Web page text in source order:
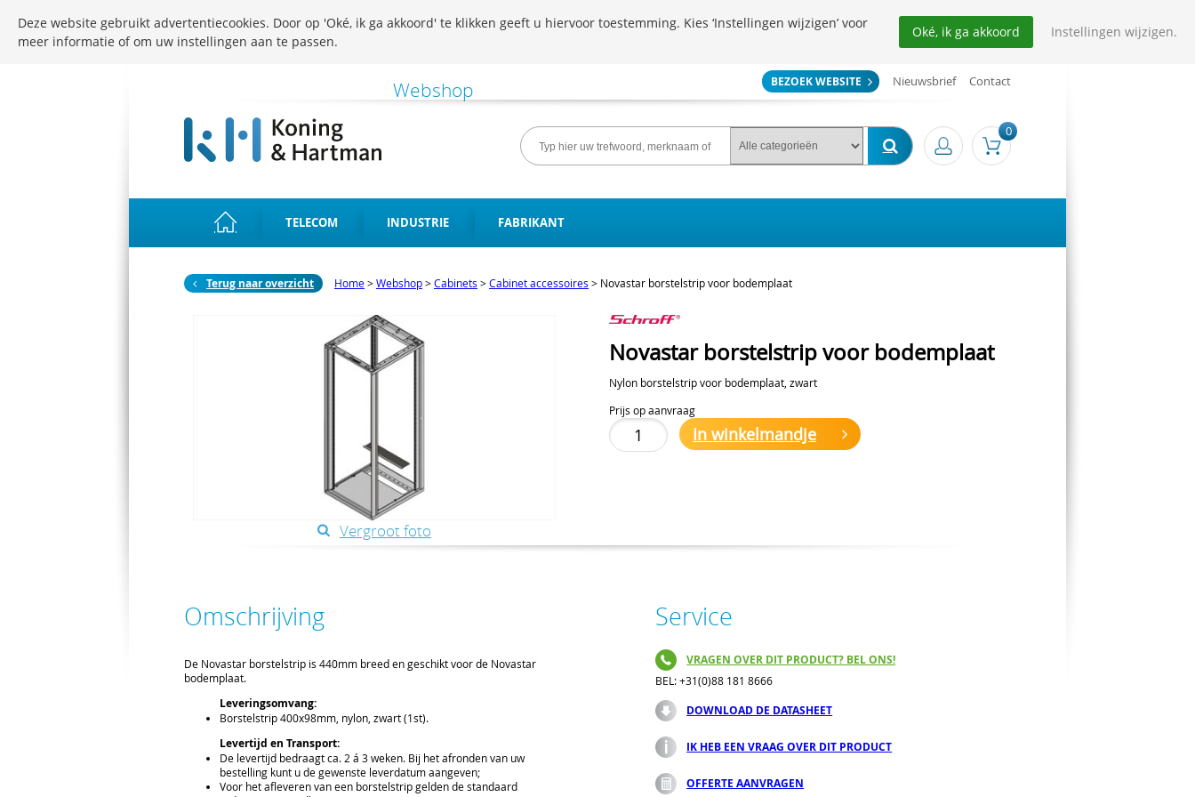
BEZOEK WEBSITE Nieuwsbrief Contact
0
TELECOM INDUSTRIE FABRIKANT
Terug naar overzicht Home>Webshop>Cabinets >Cabinet accessoires > Novastar borstelstrip voor bodemplaat
Vergroot foto
Novastar borstelstrip voor bodemplaat
Nylon borstelstrip voor bodemplaat, zwart
Prijs op aanvraag
In winkelmandje
Omschrijving
De Novastar borstelstrip is 440mm breed en geschikt voor de Novastar
bodemplaat.
Leveringsomvang:
Borstelstrip 400x98mm, nylon, zwart (1st).
Levertijd en Transport:
De levertijd bedraagt ca. 2 á 3 weken. Bij het afronden van uw
bestelling kunt u de gewenste leverdatum aangeven;
Voor het afleveren van een borstelstrip gelden de standaard
Service
VRAGEN OVER DIT PRODUCT? BEL ONS!
BEL: +31(0)88 181 8666
DOWNLOAD DE DATASHEET
IK HEB EEN VRAAG OVER DIT PRODUCT
OFFERTE AANVRAGEN
Deze website gebruikt advertentiecookies. Door op 'Oké, ik ga akkoord' te klikken geeft u hiervoor toestemming. Kies ‘Instellingen wijzigen’ voor
meer informatie of om uw instellingen aan te passen.
Oké, ik ga akkoord Instellingen wijzigen.